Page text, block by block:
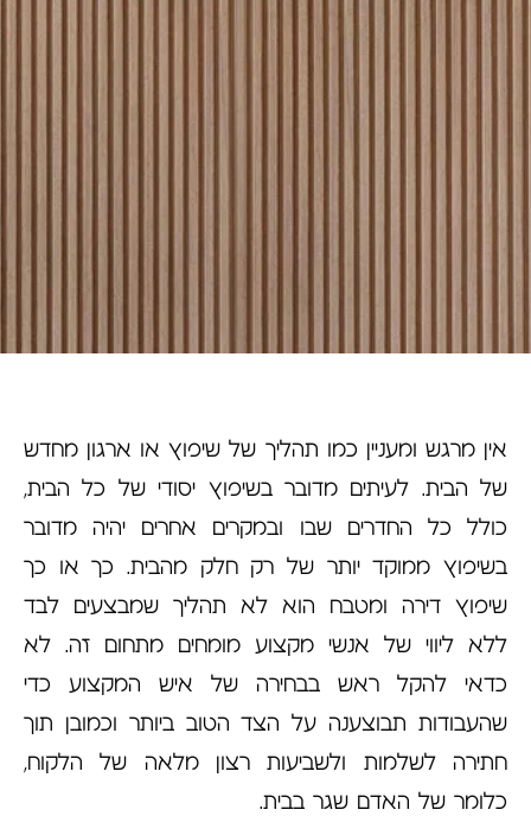
אין מרגש ומעניין כמו תהליך של שיפוץ או ארגון מחדש
של הבית. לעיתים מדובר בשיפוץ יסודי של כל הבית,
כולל כל החדרים שבו ובמקרים אחרים יהיה מדובר
בשיפוץ ממוקד יותר של רק חלק מהבית. כך או כך
שיפוץ דירה ומטבח הוא לא תהליך שמבצעים לבד
ללא ליווי של אנשי מקצוע מומחים מתחום זה. לא
כדאי להקל ראש בבחירה של איש המקצוע כדי
שהעבודות תבוצענה על הצד הטוב ביותר וכמובן תוך
חתירה לשלמות ולשביעות רצון מלאה של הלקוח,
כלומר של האדם שגר בבית.